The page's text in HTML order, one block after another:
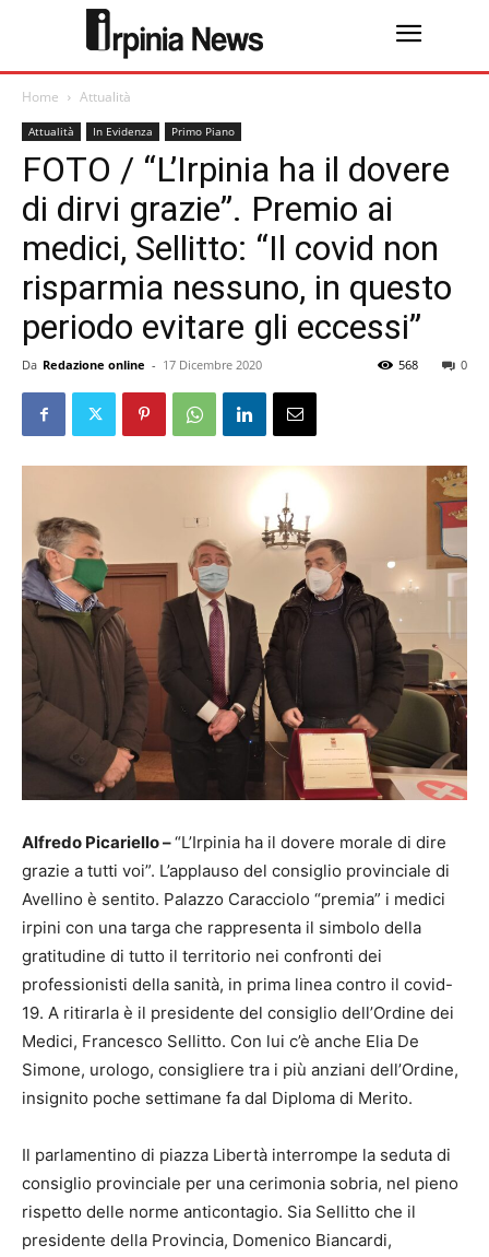
Home Attualità
Attualità In Evidenza Primo Piano
FOTO / “L’Irpinia ha il dovere
di dirvi grazie”. Premio ai
medici, Sellitto: “Il covid non
risparmia nessuno, in questo
periodo evitare gli eccessi”
Da Redazione online - 17 Dicembre 2020 0
568
Alfredo Picariello –“L’Irpinia ha il dovere morale di dire
grazie a tutti voi”. L’applauso del consiglio provinciale di
Avellino è sentito. Palazzo Caracciolo “premia” i medici
irpini con una targa che rappresenta il simbolo della
gratitudine di tutto il territorio nei confronti dei
professionisti della sanità, in prima linea contro il covid-
19. A ritirarla è il presidente del consiglio dell’Ordine dei
Medici, Francesco Sellitto. Con lui c’è anche Elia De
Simone, urologo, consigliere tra i più anziani dell’Ordine,
insignito poche settimane fa dal Diploma di Merito.
Il parlamentino di piazza Libertà interrompe la seduta di
consiglio provinciale per una cerimonia sobria, nel pieno
rispetto delle norme anticontagio. Sia Sellitto che il
presidente della Provincia, Domenico Biancardi,